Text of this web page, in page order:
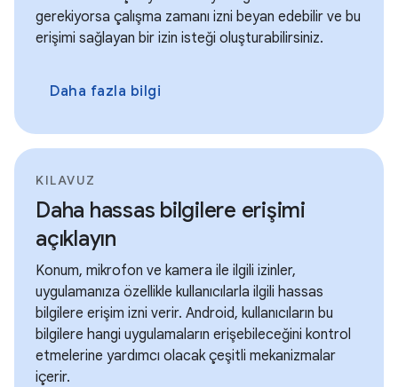
gerekiyorsa çalışma zamanı izni beyan edebilir ve bu
erişimi sağlayan bir izin isteği oluşturabilirsiniz.
Daha fazla bilgi
KILAVUZ
Daha hassas bilgilere erişimi
açıklayın
Konum, mikrofon ve kamera ile ilgili izinler,
uygulamanıza özellikle kullanıcılarla ilgili hassas
bilgilere erişim izni verir. Android, kullanıcıların bu
bilgilere hangi uygulamaların erişebileceğini kontrol
etmelerine yardımcı olacak çeşitli mekanizmalar
içerir.